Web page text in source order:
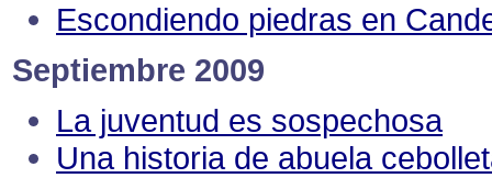
Escondiendo piedras en
Septiembre 2009
La juventud es sospechosa
Una historia de abuela